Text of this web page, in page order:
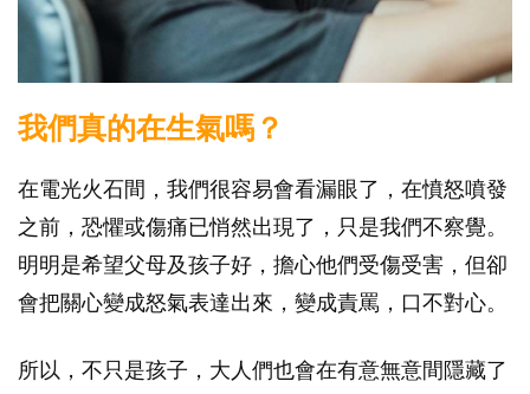
我們真的在生氣嗎？
在電光火石間，我們很容易會看漏眼了，在憤怒噴發
之前，恐懼或傷痛已悄然出現了，只是我們不察覺。
明明是希望父母及孩子好，擔心他們受傷受害，但卻
會把關心變成怒氣表達出來，變成責罵，口不對心。
所以，不只是孩子，大人們也會在有意無意間隱藏了